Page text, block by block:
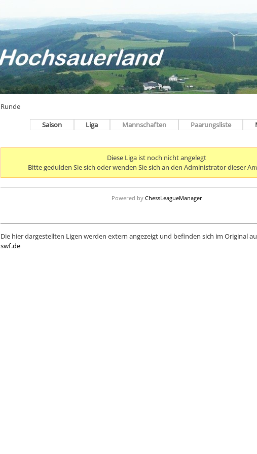
Runde
Saison
Liga Mannschaften Paarungsliste
Diese Liga ist noch nicht angelegt
Bitte gedulden Sie sich oder wenden Sie sich an den Administrator dieser
Powered by ChessLeagueManager
Die hier dargestellten Ligen werden extern angezeigt und befinden sich im Original
swf.de